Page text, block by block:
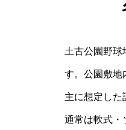
土古公園野球
す。公園敷地
主に想定した
通常は軟式・